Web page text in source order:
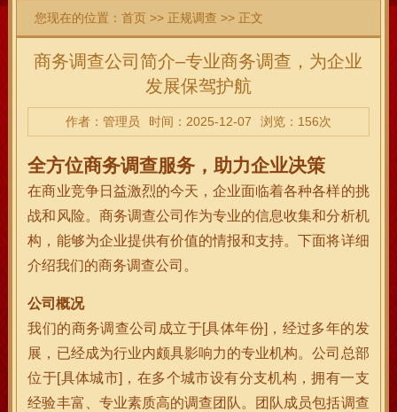
您现在的位置：首页 >> 正规调查 >> 正文
商务调查公司简介–专业商务调查，为企业
发展保驾护航
作者：管理员 时间：2025-12-07 浏览：156次
全方位商务调查服务，助力企业决策
在商业竞争日益激烈的今天，企业面临着各种各样的挑
战和风险。商务调查公司作为专业的信息收集和分析机
构，能够为企业提供有价值的情报和支持。下面将详细
介绍我们的商务调查公司。
公司概况
我们的商务调查公司成立于[具体年份]，经过多年的发
展，已经成为行业内颇具影响力的专业机构。公司总部
位于[具体城市]，在多个城市设有分支机构，拥有一支
经验丰富、专业素质高的调查团队。团队成员包括调查